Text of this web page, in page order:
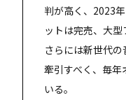
判が高く、2023
ットは完売、大型
さらには新世代
牽引すべく、毎年
いる。